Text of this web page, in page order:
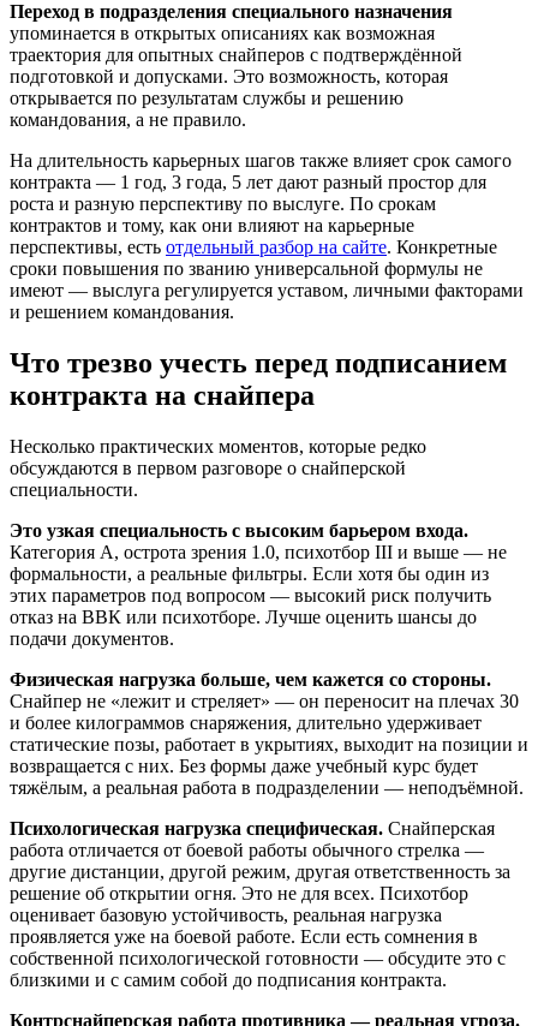
Переход в подразделения специального назначения
упоминается в открытых описаниях как возможная
траектория для опытных снайперов с подтверждённой
подготовкой и допусками. Это возможность, которая
открывается по результатам службы и решению
командования, а не правило.
На длительность карьерных шагов также влияет срок самого
контракта — 1 год, 3 года, 5 лет дают разный простор для
роста и разную перспективу по выслуге. По срокам
контрактов и тому, как они влияют на карьерные
перспективы, есть отдельный разбор на сайте. Конкретные
сроки повышения по званию универсальной формулы не
имеют — выслуга регулируется уставом, личными факторами
и решением командования.
Что трезво учесть перед подписанием
контракта на снайпера
Несколько практических моментов, которые редко
обсуждаются в первом разговоре о снайперской
специальности.
Это узкая специальность с высоким барьером входа.
Категория А, острота зрения 1.0, психотбор III и выше — не
формальности, а реальные фильтры. Если хотя бы один из
этих параметров под вопросом — высокий риск получить
отказ на ВВК или психотборе. Лучше оценить шансы до
подачи документов.
Физическая нагрузка больше, чем кажется со стороны.
Снайпер не «лежит и стреляет» — он переносит на плечах 30
и более килограммов снаряжения, длительно удерживает
статические позы, работает в укрытиях, выходит на позиции и
возвращается с них. Без формы даже учебный курс будет
тяжёлым, а реальная работа в подразделении — неподъёмной.
Психологическая нагрузка специфическая. Снайперская
работа отличается от боевой работы обычного стрелка —
другие дистанции, другой режим, другая ответственность за
решение об открытии огня. Это не для всех. Психотбор
оценивает базовую устойчивость, реальная нагрузка
проявляется уже на боевой работе. Если есть сомнения в
собственной психологической готовности — обсудите это с
близкими и с самим собой до подписания контракта.
Контрснайперская работа противника — реальная угроза.